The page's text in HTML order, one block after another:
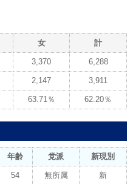
女 計
3,370 6,288
2,147 3,911
63.71％ 62.20％
年齢 党派 新現別
54 無所属 新